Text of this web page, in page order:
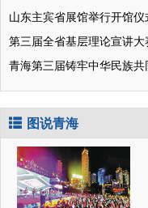
山东主宾省展馆举行开馆仪
第三届全省基层理论宣讲
青海第三届铸牢中华民族
图说青海